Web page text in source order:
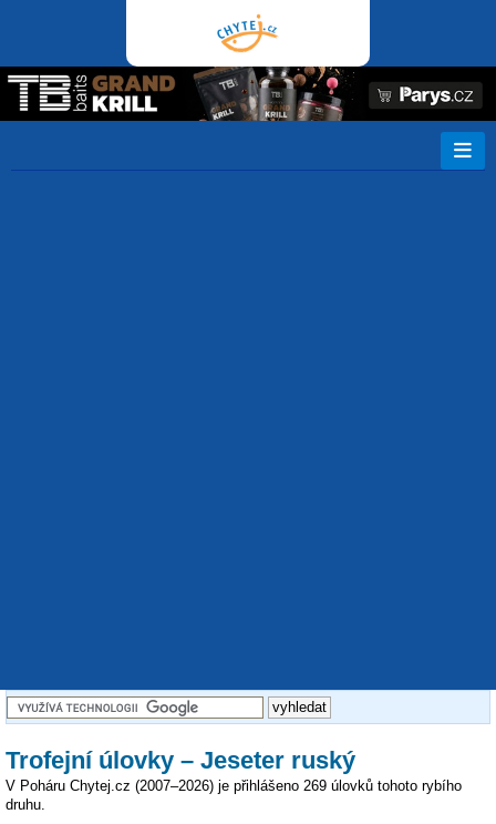
Trofejní úlovky – Jeseter ruský
V Poháru Chytej.cz (2007–2026) je přihlášeno 269 úlovků tohoto rybího
druhu.